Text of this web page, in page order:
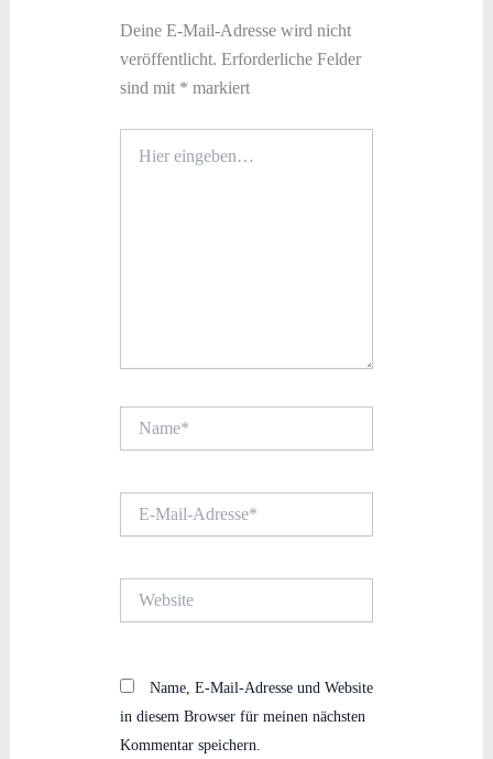
Deine E-Mail-Adresse wird nicht
veröffentlicht. Erforderliche Felder
sind mit * markiert
eingeben…
Mail-
Name, E-Mail-Adresse und Website
in diesem Browser für meinen nächsten
Kommentar speichern.